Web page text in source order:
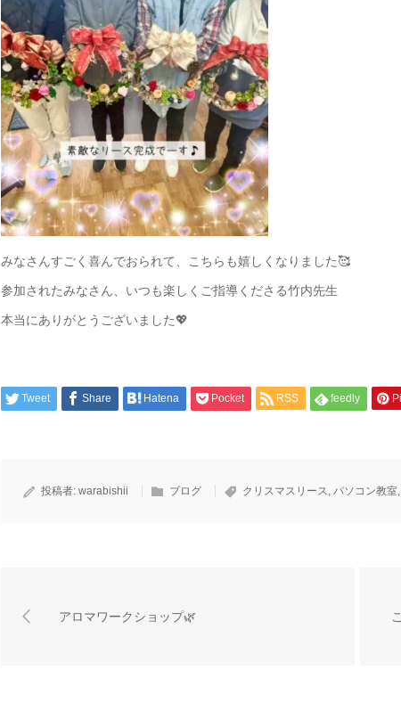
みなさんすごく喜んでおられて、こちらも嬉しくなりました🥰
参加されたみなさん、いつも楽しくご指導くださる竹内先生
本当にありがとうございました💖
Tweet Share Hatena Pocket RSS feedly
投稿者: warabishii ブログ クリスマスリース, パソコン教室
アロマワークショップ🌿